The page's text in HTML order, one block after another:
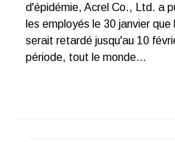
d'épidémie, Acrel Co., Ltd. a
les employés le 30 janvier que
serait retardé jusqu'au 10
période, tout le monde...